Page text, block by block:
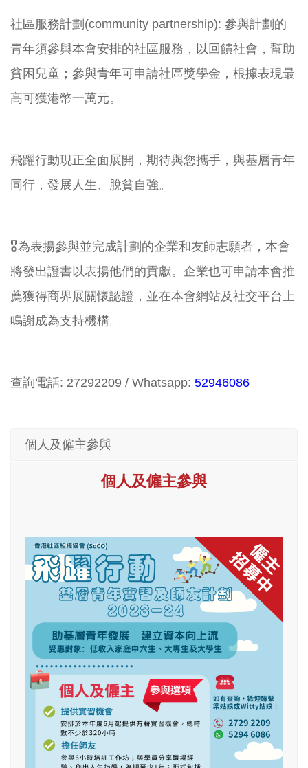
社區服務計劃(community partnership): 參與計劃的
青年須參與本會安排的社區服務，以回饋社會，幫助
貧困兒童；參與青年可申請社區獎學金，根據表現最
高可獲港幣一萬元。
飛躍行動現正全面展開，期待與您攜手，與基層青年
同行，發展人生、脫貧自強。
🎖為表揚參與並完成計劃的企業和友師志願者，本會
將發出證書以表揚他們的貢獻。企業也可申請本會推
薦獲得商界展關懷認證，並在本會網站及社交平台上
鳴謝成為支持機構。
查詢電話: 27292209 / Whatsapp: 52946086
個人及僱主參與
個人及僱主參與